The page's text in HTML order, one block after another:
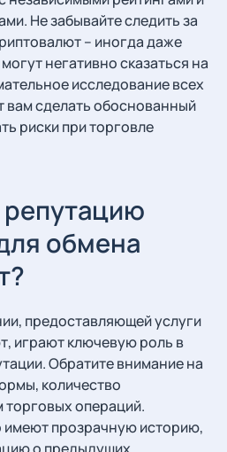
Не забывайте следить за
– иногда даже
негативно сказаться на
исследование всех
вам сделать обоснованный
риски при торговле
репутацию
обмена
предоставляющей услуги
играют ключевую роль в
Обратите внимание на
количество
торговых операций.
прозрачную историю,